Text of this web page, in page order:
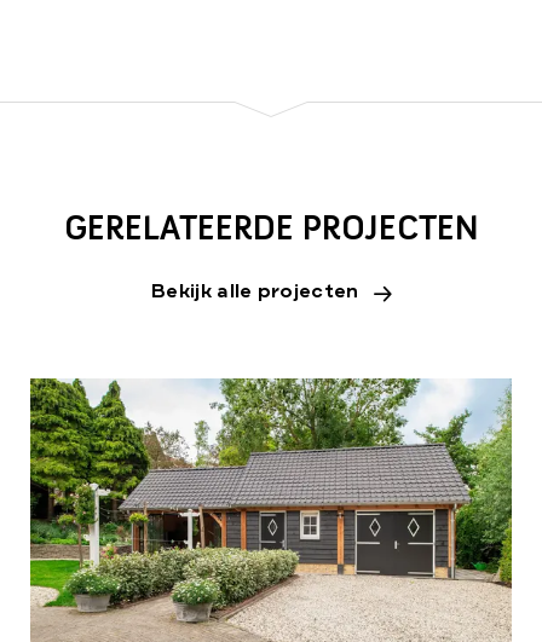
GERELATEERDE PROJECTEN
Bekijk alle projecten